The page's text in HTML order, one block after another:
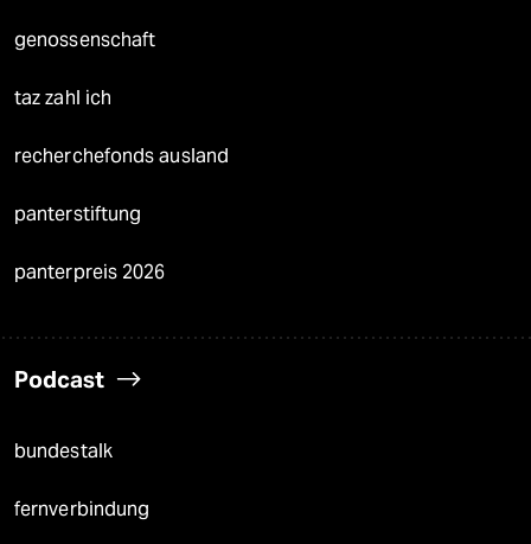
genossenschaft
taz zahl ich
recherchefonds ausland
panterstiftung
panterpreis 2026
Podcast
bundestalk
fernverbindung